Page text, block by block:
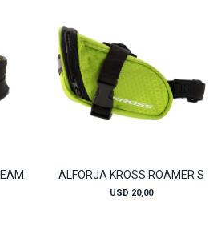
ALFORJA KROSS ROAMER S
USD 20,00